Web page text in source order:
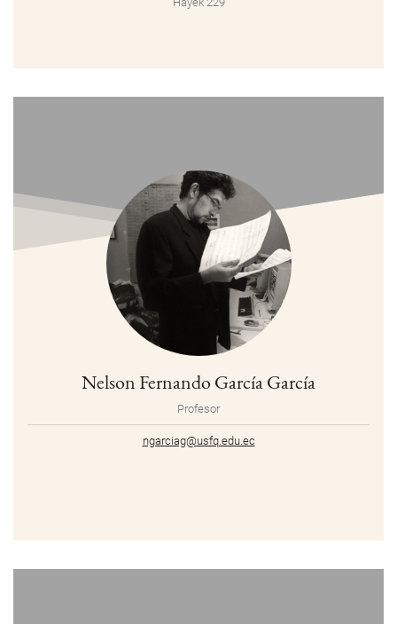
Nelson Fernando García García
Profesor
ngarciag@usfq.edu.ec